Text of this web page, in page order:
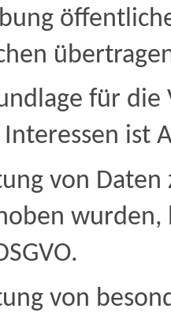
für
ist
von Daten
wurden,
von